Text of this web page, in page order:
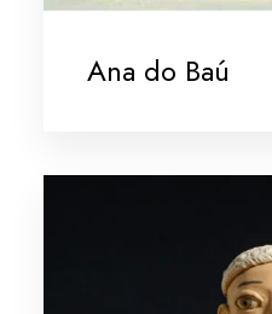
Ana do Baú